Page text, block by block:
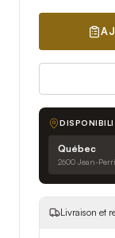
Québec
2600 Jean-
Livraison et